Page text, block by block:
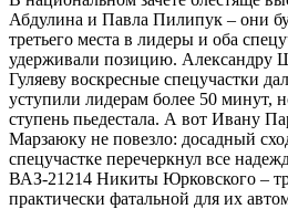
Абдулина и Павла Пилипук – они
третьего места в лидеры и оба
удерживали позицию. Александру
Гуляеву воскресные спецучастки
уступили лидерам более 50 минут,
ступень пьедестала. А вот Ивану
Марзаюку не повезло: досадный
спецучастке перечеркнул все
ВАЗ-21214 Никиты Юрковского –
практически фатальной для их